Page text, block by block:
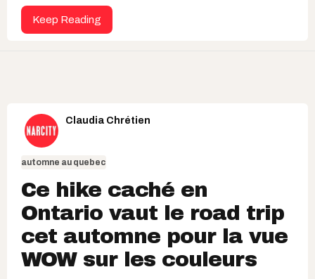
Keep Reading
Claudia Chrétien
automne au quebec
Ce hike caché en
Ontario vaut le road trip
cet automne pour la vue
WOW sur les couleurs